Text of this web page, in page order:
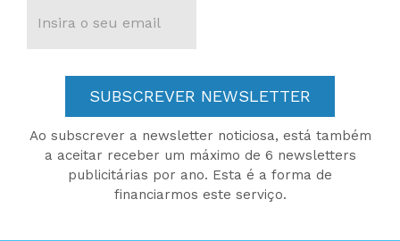
SUBSCREVER NEWSLETTER
Ao subscrever a newsletter noticiosa, está também
a aceitar receber um máximo de 6 newsletters
publicitárias por ano. Esta é a forma de
financiarmos este serviço.